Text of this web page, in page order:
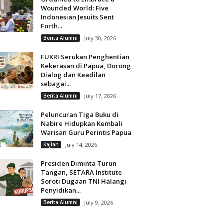
Wounded World: Five
Indonesian Jesuits Sent
Forth...
Berita Alumni July 30, 2026
FUKRI Serukan Penghentian
Kekerasan di Papua, Dorong
Dialog dan Keadilan
sebagai...
Berita Alumni July 17, 2026
Peluncuran Tiga Buku di
Nabire Hidupkan Kembali
Warisan Guru Perintis Papua
Kajian July 14, 2026
Presiden Diminta Turun
Tangan, SETARA Institute
Soroti Dugaan TNI Halangi
Penyidikan...
Berita Alumni July 9, 2026